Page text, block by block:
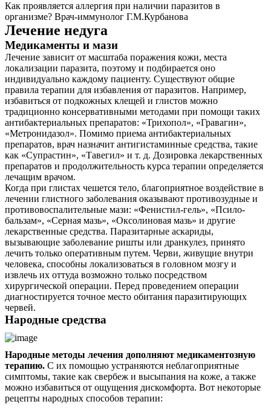
Как проявляется аллергия при наличии паразитов в
организме? Врач-иммунолог Г.М.Курбанова
Лечение недуга
Медикаменты и мази
Лечение зависит от масштаба поражения кожи, места
локализации паразита, поэтому и подбирается оно
индивидуально каждому пациенту. Существуют общие
правила терапии для избавления от паразитов. Например,
избавиться от подкожных клещей и глистов можно
традиционно консервативными методами при помощи таких
антибактериальных препаратов: «Трихопол», «Гравагин»,
«Метронидазол». Помимо приема антибактериальных
препаратов, врач назначит антигистаминные средства, такие
как «Супрастин», «Тавегил» и т. д. Дозировка лекарственных
препаратов и продолжительность курса терапии определяется
лечащим врачом.
Когда при глистах чешется тело, благоприятное воздействие в
лечении глистного заболевания оказывают противозудные и
противовоспалительные мази: «Фенистил-гель», «Псило-
бальзам», «Серная мазь», «Оксолиновая мазь» и другие
лекарственные средства. Паразитарные аскариды,
вызывающие заболевание ришты или дранкулез, принято
лечить только оперативным путем. Черви, живущие внутри
человека, способны локализоваться в головном мозгу и
извлечь их оттуда возможно только посредством
хирургической операции. Перед проведением операции
диагностируется точное место обитания паразитирующих
червей.
Народные средства
Народные методы лечения дополняют медикаментозную
терапию. С их помощью устраняются неблагоприятные
симптомы, такие как свербеж и высыпания на коже, а также
можно избавиться от ощущения дискомфорта. Вот некоторые
рецепты народных способов терапии: